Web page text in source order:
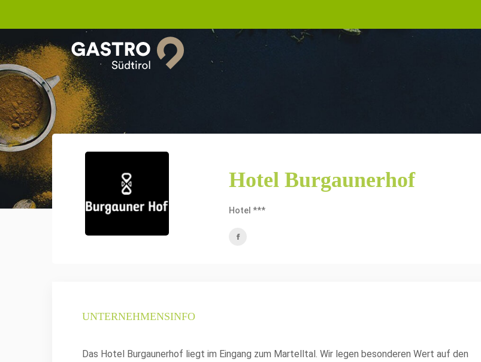
Hotel Burgaunerhof
Hotel ***
UNTERNEHMENSINFO
Das Hotel Burgaunerhof liegt im Eingang zum Martelltal. Wir legen besonderen Wert auf den